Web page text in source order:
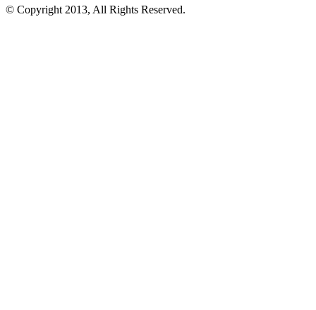
© Copyright 2013, All Rights Reserved.